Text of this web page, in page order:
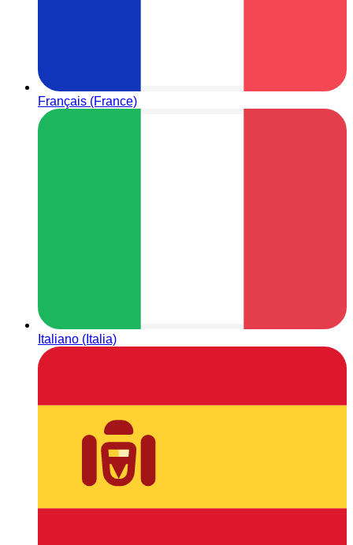
Français (France)
Italiano (Italia)